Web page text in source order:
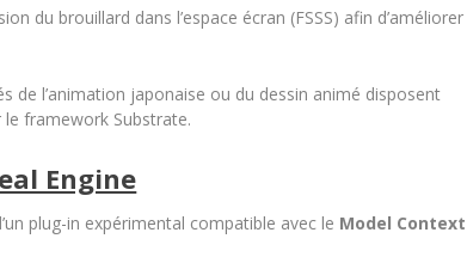
du brouillard dans l’espace écran (FSSS) afin d’améliorer
de l’animation japonaise ou du dessin animé disposent
framework Substrate.
Engine
plug-in expérimental compatible avec le Model Context